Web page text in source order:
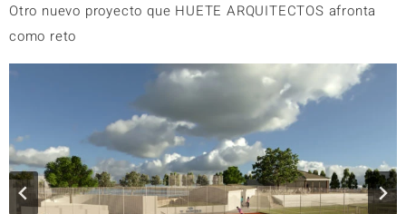
Otro nuevo proyecto que HUETE ARQUITECTOS afronta
como reto